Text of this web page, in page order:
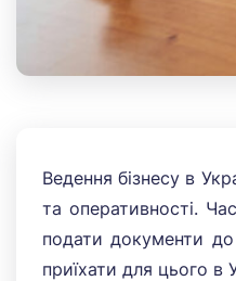
Ведення бізнесу в
та оперативності.
подати документи
приїхати для цього в